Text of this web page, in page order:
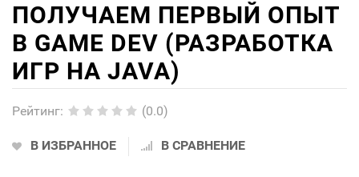
ПОЛУЧАЕМ ПЕРВЫЙ ОПЫТ
В GAME DEV (РАЗРАБОТКА
ИГР НА JAVA)
Рейтинг: (0.0)
В ИЗБРАННОЕ В СРАВНЕНИЕ